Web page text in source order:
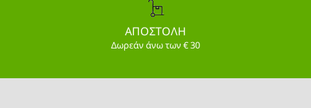
ΑΠΟΣΤΟΛΗ
Δωρεάν άνω των € 30